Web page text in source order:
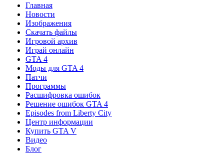
Главная
Новости
Изображения
Скачать файлы
Игровой архив
Играй онлайн
GTA 4
Моды для GTA 4
Патчи
Программы
Расшифровка ошибок
Решение ошибок GTA 4
Episodes from Liberty City
Центр информации
Купить GTA V
Видео
Блог